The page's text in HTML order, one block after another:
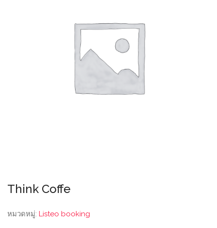
Think Coffe
หมวดหมู่: Listeo booking